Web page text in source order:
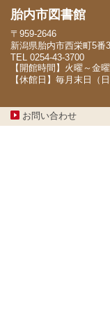
胎内市図書館
〒959-2646
新潟県胎内市西栄町5番
TEL 0254-43-3700
【開館時間】火曜～
【休館日】毎月末日（
お問い合わせ